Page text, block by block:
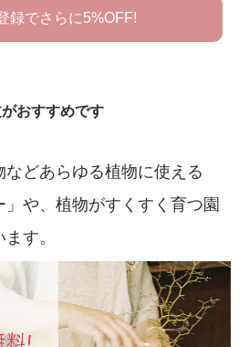
録でさらに5%OFF!
おすすめです
どあらゆる植物に使える
」や、植物がすくすく育つ園
す。